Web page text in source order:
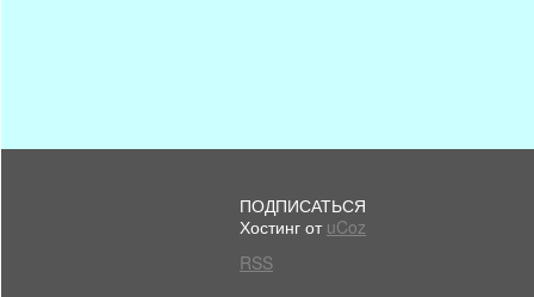
ПОДПИСАТЬСЯ
Хостинг от uCoz
RSS